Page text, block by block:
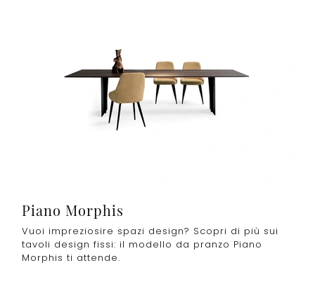
Piano Morphis
Vuoi impreziosire spazi design? Scopri di più sui
tavoli design fissi: il modello da pranzo Piano
Morphis ti attende.